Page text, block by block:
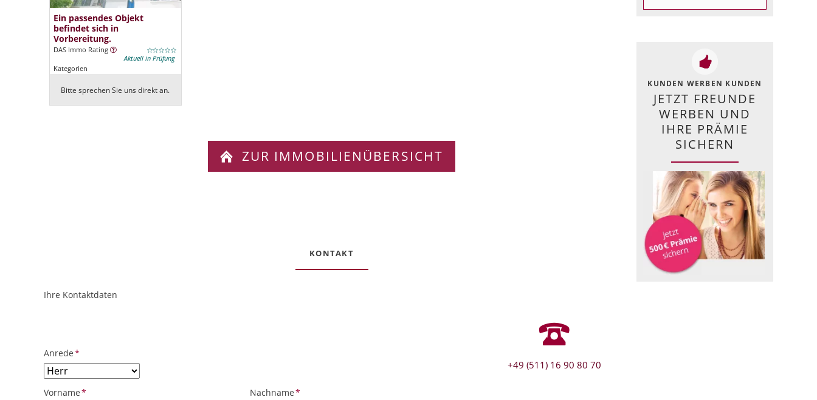
Ein passendes Objekt
befindet sich in
Vorbereitung.
DAS Immo Rating
Aktuell in Prüfung
Kategorien
Bitte sprechen Sie uns direkt an.
ZUR IMMOBILIENÜBERSICHT
KONTAKT
ObjektPlatzhalter
URL
Ihre Kontaktdaten
Pflichtfeld
Anrede*
Pflichtfeld
Vorname* Pflichtfeld
Nachname*
+49 (511) 16 90 80 70
KUNDEN WERBEN KUNDEN
JETZT FREUNDE
WERBEN UND
IHRE PRÄMIE
SICHERN